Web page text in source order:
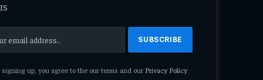
up, you agree to the our terms and our Privacy Policy